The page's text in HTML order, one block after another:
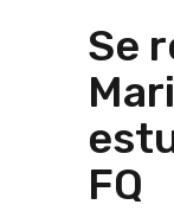
Se
FQ